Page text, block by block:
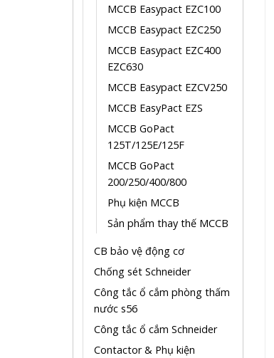
MCCB Easypact EZC100
MCCB Easypact EZC250
MCCB Easypact EZC400
EZC630
MCCB Easypact EZCV250
MCCB EasyPact EZS
MCCB GoPact
125T/125E/125F
MCCB GoPact
200/250/400/800
Phụ kiện MCCB
Sản phẩm thay thế MCCB
CB bảo vệ động cơ
Chống sét Schneider
Công tắc ổ cắm phòng thấm
nước s56
Công tắc ổ cắm Schneider
Contactor & Phụ kiện